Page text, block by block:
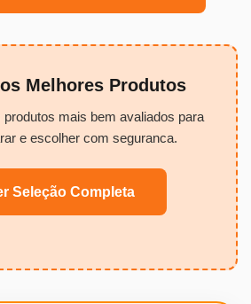
Melhores Produtos
mais bem avaliados para
e escolher com seguranca.
Seleção Completa